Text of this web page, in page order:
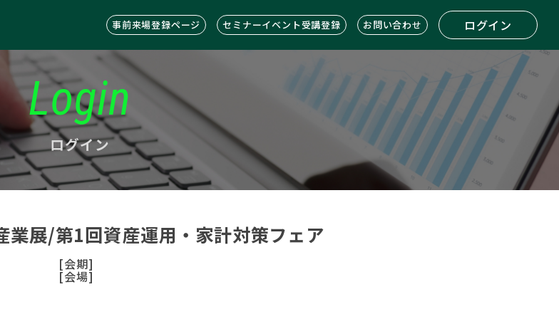
事前来場登録ページ セミナーイベント受講登録 お問い合わせ ログイン
Login
ログイン
業展/第1回資産運用・家計対策フェア
[会期]
[会場]